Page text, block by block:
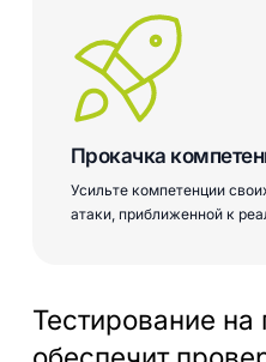
Прокачка
Усильте компетенции
атаки, приближенной к
Тестирование